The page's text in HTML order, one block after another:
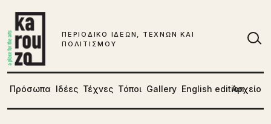
ΠΕΡΙΟΔΙΚΟ ΙΔΕΩΝ, ΤΕΧΝΩΝ ΚΑΙ
ΠΟΛΙΤΙΣΜΟΥ
Πρόσωπα Ιδέες Τέχνες Τόποι Gallery English editionΑρχείο